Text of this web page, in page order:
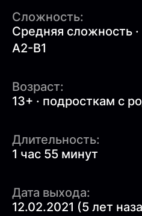
Сложность:
Средняя сложность
A2-B1
Возраст:
13+ · подросткам с
Длительность:
1 час 55 минут
Дата выхода:
12.02.2021 (5 лет